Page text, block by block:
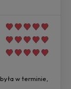
w terminie,